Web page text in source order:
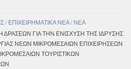
/ ΕΠΙΧΕΙΡΗΜΑΤΙΚΑ ΝΕΑ/ ΝΕΑ
ΓΙΑ ΤΗΝ ΕΝΙΣΧΥΣΗ ΤΗΣ ΙΔΡΥΣΗΣ
ΝΕΩΝ ΜΙΚΡΟΜΕΣΑΙΩΝ ΕΠΙΧΕΙΡΗΣΕΩΝ
ΤΟΥΡΙΣΤΙΚΩΝ